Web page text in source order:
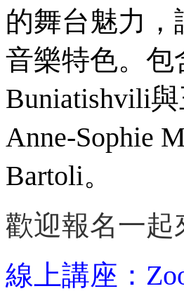
的舞台魅力
音樂特色。包
Buniatishvili
Anne-Sophie
Bartoli。
歡迎報名一起
線上講座：